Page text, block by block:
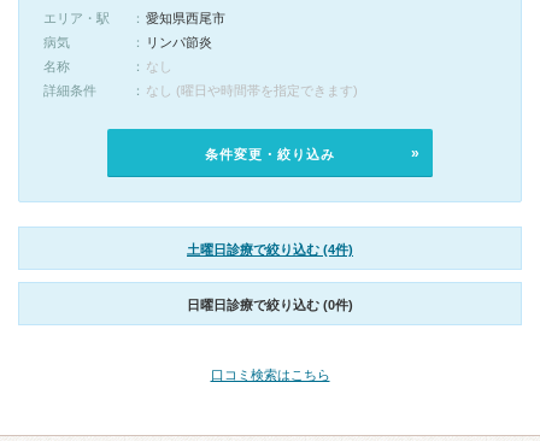
エリア・駅
愛知県西尾市
病気
リンパ節炎
名称
なし
詳細条件
なし (曜日や時間帯を指定できます)
条件変更・絞り込み
土曜日診療で絞り込む (4件)
日曜日診療で絞り込む (0件)
口コミ検索はこちら